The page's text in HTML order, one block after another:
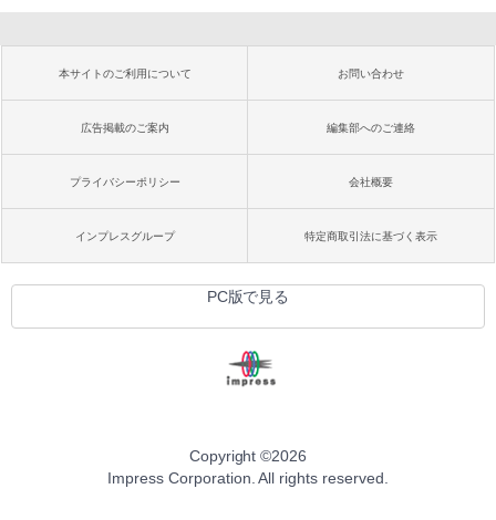
本サイトのご利用について お問い合わせ
広告掲載のご案内 編集部へのご連絡
プライバシーポリシー 会社概要
インプレスグループ 特定商取引法に基づく表示
PC版で見る
Copyright ©2026
Impress Corporation. All rights reserved.